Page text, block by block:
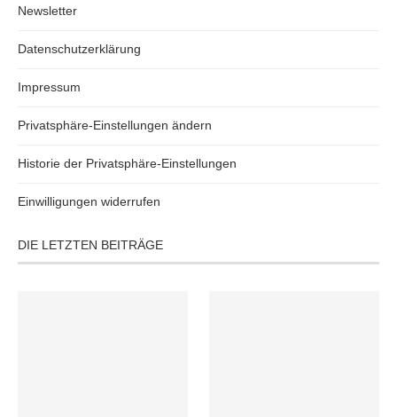
Newsletter
Datenschutzerklärung
Impressum
Privatsphäre-Einstellungen ändern
Historie der Privatsphäre-Einstellungen
Einwilligungen widerrufen
DIE LETZTEN BEITRÄGE